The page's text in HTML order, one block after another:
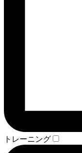
トレーニング